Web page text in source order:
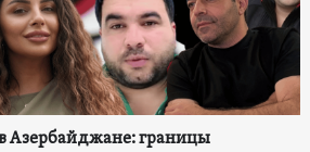
Азербайджане: границы